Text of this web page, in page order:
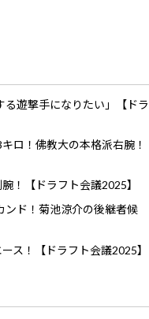
遊撃手になりたい」【ドラ
ロ！佛教大の本格派右腕！
！【ドラフト会議2025】
ンド！菊池涼介の後継者候
ス！【ドラフト会議2025】